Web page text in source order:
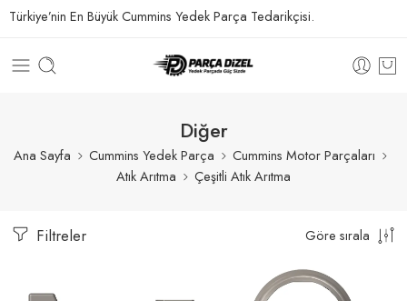
Türkiye’nin En Büyük Cummins Yedek Parça Tedarikçisi.
Diğer
Ana Sayfa Cummins Yedek Parça
Cummins Motor Parçaları
Atık Arıtma
Çeşitli Atık Arıtma
Filtreler Göre sırala